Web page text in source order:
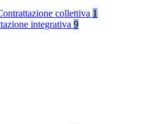
collettiva 1
integrativa 9